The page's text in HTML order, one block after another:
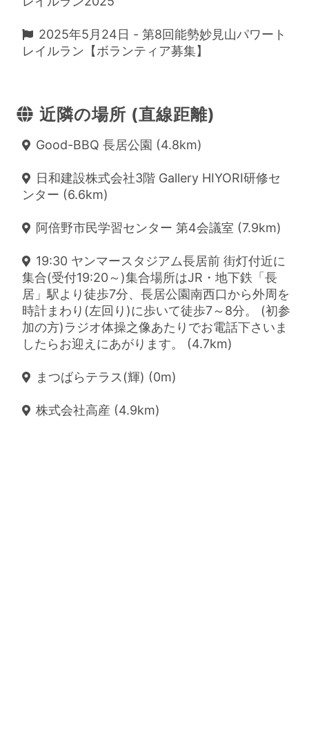
2025年5月24日 - 第8回能勢妙見山パワート
レイルラン【ボランティア募集】
近隣の場所 (直線距離)
Good-BBQ 長居公園 (4.8km)
日和建設株式会社3階 Gallery HIYORI研修セ
ンター (6.6km)
阿倍野市民学習センター 第4会議室 (7.9km)
19:30 ヤンマースタジアム長居前 街灯付近に
集合(受付19:20～)集合場所はJR・地下鉄「長
居」駅より徒歩7分、長居公園南西口から外周を
時計まわり(左回り)に歩いて徒歩7～8分。 (初参
加の方)ラジオ体操之像あたりでお電話下さいま
したらお迎えにあがります。 (4.7km)
まつばらテラス(輝) (0m)
株式会社高産 (4.9km)